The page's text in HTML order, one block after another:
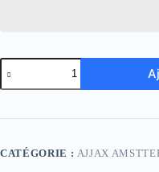
quantité
de
Ajjax
Player
CATÉGORIE : AJJAX